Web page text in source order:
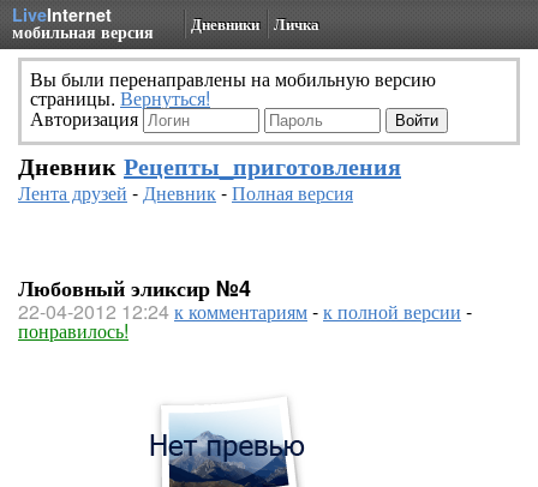
LiveInternet
мобильная версия Дневники Личка
Вы были перенаправлены на мобильную версию
страницы. Вернуться!
Авторизация
Дневник Рецепты_приготовления
Лента друзей -Дневник-Полная версия
Любовный эликсир №4
22-04-2012 12:24к комментариям-к полной версии -
понравилось!